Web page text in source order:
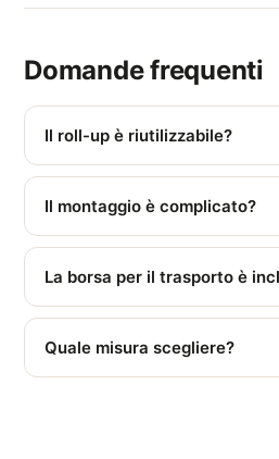
Domande frequenti
Il roll-up è riutilizzabile?
Sì, la struttura si conserva e il
Il montaggio è complicato?
No, si apre in meno di un
La borsa per il trasporto è
Sì, una borsa è fornita di serie.
Quale misura scegliere?